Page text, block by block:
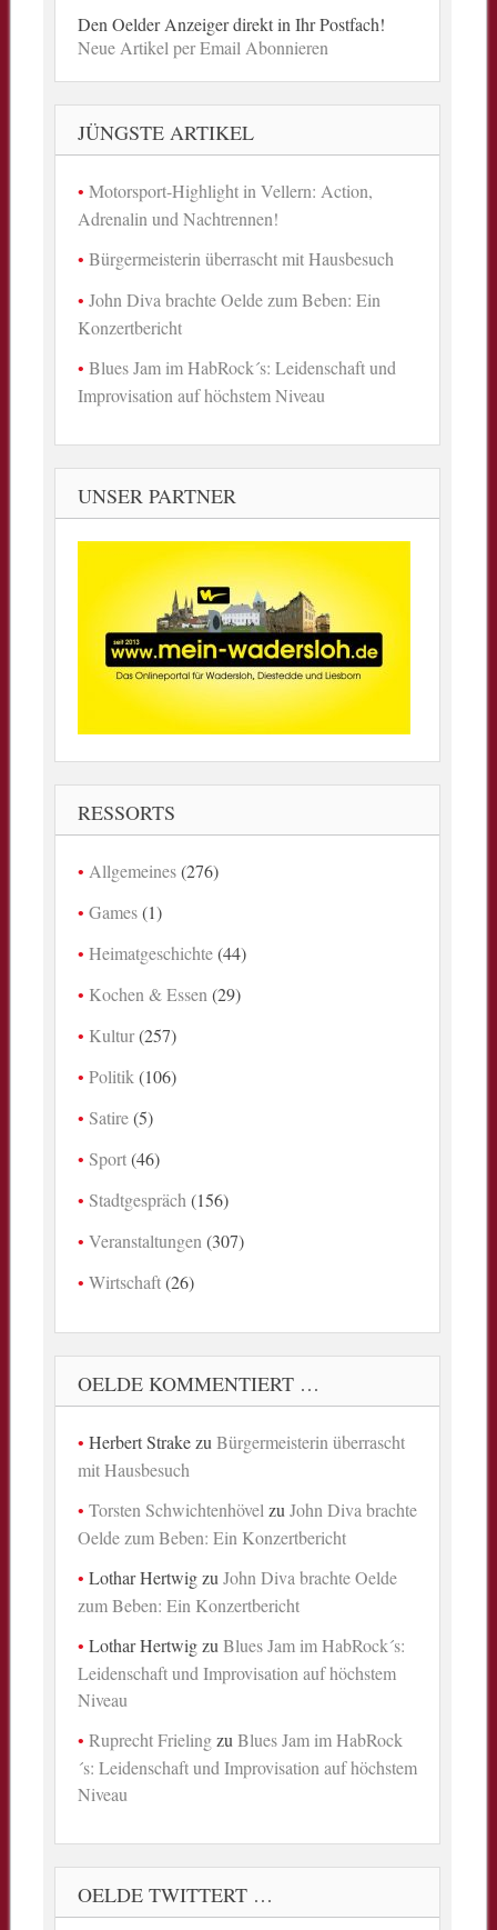
Den Oelder Anzeiger direkt in Ihr Postfach!
Neue Artikel per Email Abonnieren
JÜNGSTE ARTIKEL
Motorsport-Highlight in Vellern: Action,
Adrenalin und Nachtrennen!
Bürgermeisterin überrascht mit Hausbesuch
John Diva brachte Oelde zum Beben: Ein
Konzertbericht
Blues Jam im HabRock´s: Leidenschaft und
Improvisation auf höchstem Niveau
UNSER PARTNER
RESSORTS
Allgemeines(276)
Games(1)
Heimatgeschichte(44)
Kochen & Essen (29)
Kultur(257)
Politik (106)
Satire(5)
Sport(46)
Stadtgespräch (156)
Veranstaltungen (307)
Wirtschaft(26)
OELDE KOMMENTIERT …
Herbert StrakezuBürgermeisterin überrascht
mit Hausbesuch
Torsten Schwichtenhövel zuJohn Diva brachte
Oelde zum Beben: Ein Konzertbericht
Lothar HertwigzuJohn Diva brachte Oelde
zum Beben: Ein Konzertbericht
Lothar HertwigzuBlues Jam im HabRock´s:
Leidenschaft und Improvisation auf höchstem
Niveau
Ruprecht FrielingzuBlues Jam im HabRock
´s: Leidenschaft und Improvisation auf höchstem
Niveau
OELDE TWITTERT …